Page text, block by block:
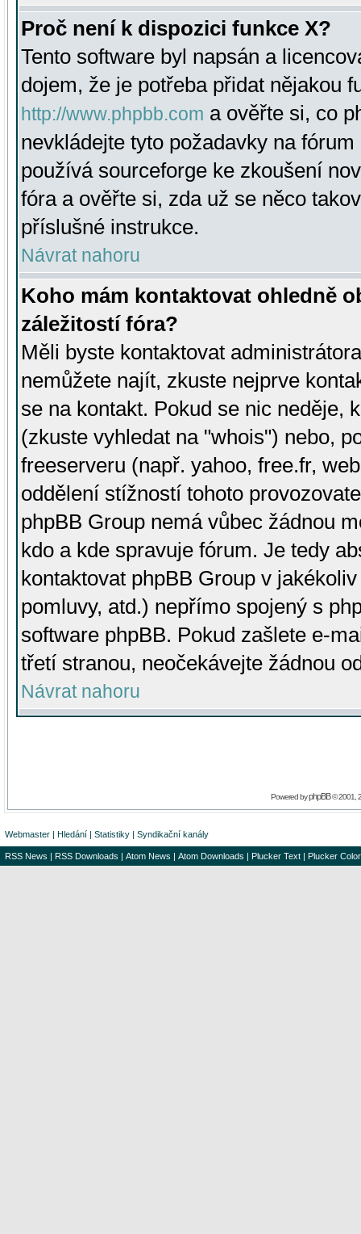
Proč není k dispozici funkce X?
Tento software byl napsán a
dojem, že je potřeba přidat nějakou
http://www.phpbb.com a ověřte si, co
nevkládejte tyto požadavky na
používá sourceforge ke zkoušení
fóra a ověřte si, zda už se něco
příslušné instrukce.
Návrat nahoru
Koho mám kontaktovat ohledně
záležitostí fóra?
Měli byste kontaktovat
nemůžete najít, zkuste nejprve
se na kontakt. Pokud se nic neděje,
(zkuste vyhledat na "whois") nebo,
freeserveru (např. yahoo, free.fr,
oddělení stížností tohoto
phpBB Group nemá vůbec žádnou
kdo a kde spravuje fórum. Je tedy
kontaktovat phpBB Group v
pomluvy, atd.) nepřímo spojený s
software phpBB. Pokud zašlete e-
třetí stranou, neočekávejte žádnou
Návrat nahoru
Powered byphpBB© 2001,
Webmaster | Hledání | Statistiky | Syndikační kanály
RSS News | RSS Downloads | Atom News | Atom Downloads | Plucker Text | Plucker Color